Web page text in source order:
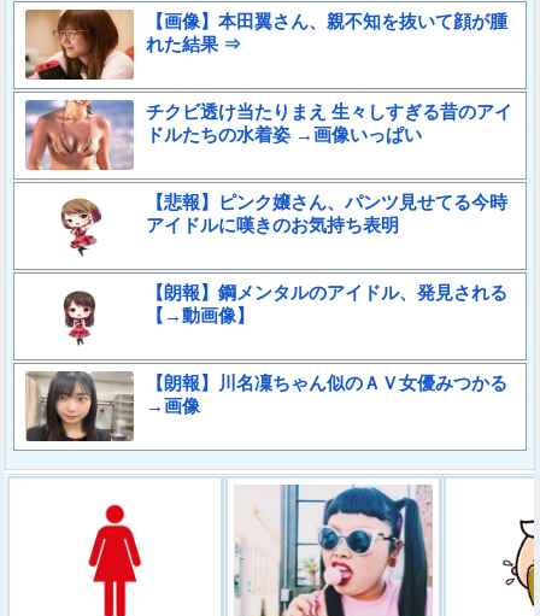
【画像】本田翼さん、親不知を抜いて顔が腫
れた結果 ⇒
チクビ透け当たりまえ 生々しすぎる昔のアイ
ドルたちの水着姿 →画像いっぱい
【悲報】ピンク嬢さん、パンツ見せてる今時
アイドルに嘆きのお気持ち表明
【朗報】鋼メンタルのアイドル、発見される
【→動画像】
【朗報】川名凜ちゃん似のＡＶ女優みつかる
→画像